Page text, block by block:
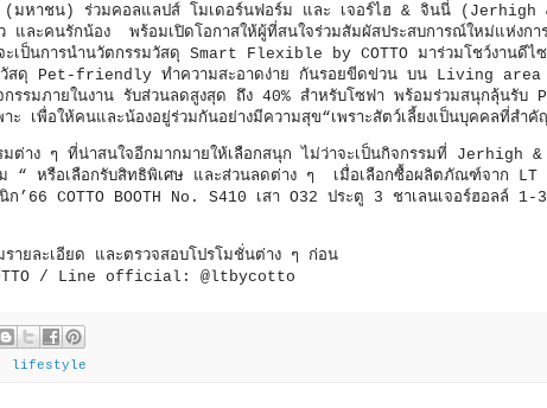
(มหาชน) ร่วมคอลแลปส์ โมเดอร์นฟอร์ม และ เจอร์ไฮ & จินนี่
และคนรักน้อง พร้อมเปิดโอกาสให้ผู้ที่สนใจร่วมสัมผัสประสบการณ์ใหม่แห่งก
เป็นการนำนวัตกรรมวัสดุ Smart Flexible by COTTO มาร่วมโชว์งานดีไซ
ช้วัสดุ Pet-friendly ทำความสะอาดง่าย กันรอยขีดข่วน บน Living area
รรมภายในงาน รับส่วนลดสูงสุด ถึง 40% สำหรับโซฟา พร้อมร่วมสนุกลุ้นรั
ะ เพื่อให้คนและน้องอยู่ร่วมกันอย่างมีความสุข“เพราะสัตว์เลี้ยงเป็นบุคคลที่สำคั
มต่าง ๆ ที่น่าสนใจอีกมากมายให้เลือกสนุก ไม่ว่าจะเป็นกิจกรรมที่ Jerhigh
ม “ หรือเลือกรับสิทธิพิเศษ และส่วนลดต่าง ๆ เมื่อเลือกซื้อผลิตภัณฑ์จาก LT
ก’66 COTTO BOOTH No. S410 เสา O32 ประตู 3 ชาเลนเจอร์ฮอลล์
ายละเอียด และตรวจสอบโปรโมชั่นต่าง ๆ ก่อน
/ Line official: @ltbycotto
lifestyle